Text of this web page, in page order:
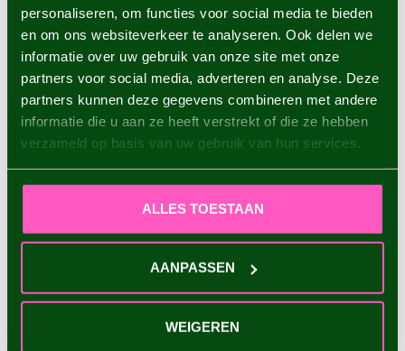
personaliseren, om functies voor social media te bieden
en om ons websiteverkeer te analyseren. Ook delen we
informatie over uw gebruik van onze site met onze
partners voor social media, adverteren en analyse. Deze
partners kunnen deze gegevens combineren met andere
informatie die u aan ze heeft verstrekt of die ze hebben
verzameld op basis van uw gebruik van hun services.
ALLES TOESTAAN
AANPASSEN
WEIGEREN
Dahlia Mondriaan €4,95
VU(S) RÉCEMMENT